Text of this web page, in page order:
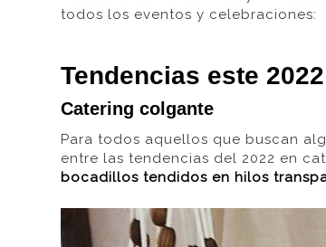
todos los eventos y celebraciones:
Tendencias este
Catering colgante
Para todos aquellos que buscan
entre las tendencias del 2022 en
bocadillos tendidos en hilos